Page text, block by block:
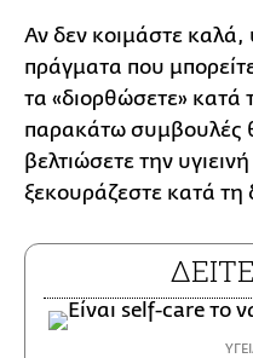
Αν δεν κοιμάστε καλά,
πράγματα που
τα «διορθώσετε» κατά
παρακάτω συμβουλές
βελτιώσετε την
ξεκουράζεστε κατά τη